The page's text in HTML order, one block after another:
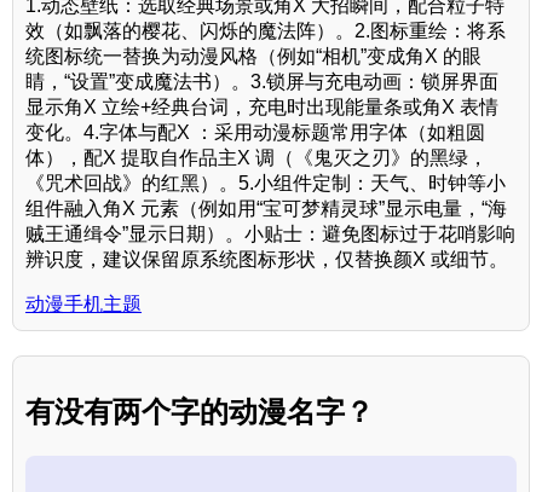
1.动态壁纸：选取经典场景或角X 大招瞬间，配合粒子特
效（如飘落的樱花、闪烁的魔法阵）。2.图标重绘：将系
统图标统一替换为动漫风格（例如“相机”变成角X 的眼
睛，“设置”变成魔法书）。3.锁屏与充电动画：锁屏界面
显示角X 立绘+经典台词，充电时出现能量条或角X 表情
变化。4.字体与配X ：采用动漫标题常用字体（如粗圆
体），配X 提取自作品主X 调（《鬼灭之刃》的黑绿，
《咒术回战》的红黑）。5.小组件定制：天气、时钟等小
组件融入角X 元素（例如用“宝可梦精灵球”显示电量，“海
贼王通缉令”显示日期）。小贴士：避免图标过于花哨影响
辨识度，建议保留原系统图标形状，仅替换颜X 或细节。
动漫手机主题
有没有两个字的动漫名字？